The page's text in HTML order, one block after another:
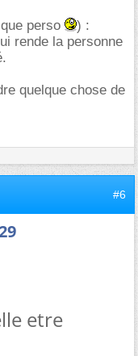
perso
) :
rende la personne
quelque chose de
#6
etre